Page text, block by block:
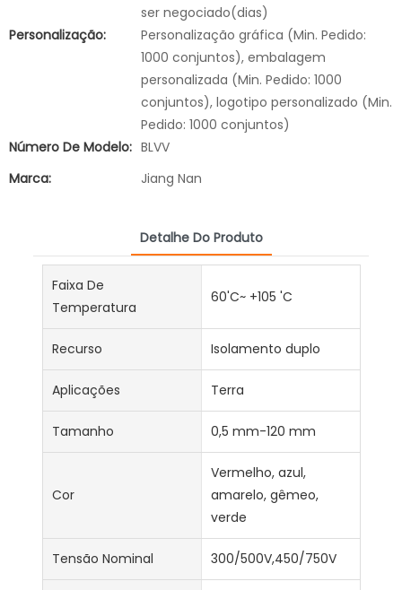
ser negociado(dias)
Personalização:
Personalização gráfica (Min. Pedido:
1000 conjuntos), embalagem
personalizada (Min. Pedido: 1000
conjuntos), logotipo personalizado (Min.
Pedido: 1000 conjuntos)
Número De Modelo: BLVV
Marca:
Jiang Nan
Detalhe Do Produto
Faixa De
Temperatura
60'C~ +105 'C
Recurso Isolamento duplo
Aplicações Terra
Tamanho 0,5 mm-120 mm
Cor
Vermelho, azul,
amarelo, gêmeo,
verde
Tensão Nominal 300/500V,450/750V